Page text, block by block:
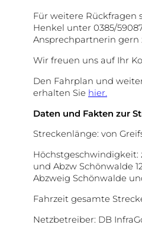
Für weitere Rückfragen
Henkel unter 0385/
Ansprechpartnerin gern
Wir freuen uns auf Ihr
Den Fahrplan und
erhalten Sie hier.
Daten und Fakten zur
Streckenlänge: von
Höchstgeschwindigkeit:
und Abzw Schönwalde
Abzweig Schönwalde
Fahrzeit gesamte
Netzbetreiber: DB